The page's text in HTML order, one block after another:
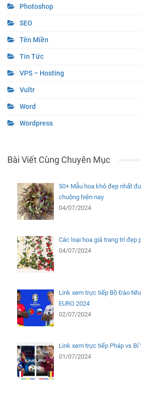
Photoshop
SEO
Tên Miền
Tin Tức
VPS – Hosting
Vultr
Word
Wordpress
Bài Viết Cùng Chuyên Mục
50+ Mẫu hoa khô đẹp nhất
chuộng hiện nay
04/07/2024
Các loại hoa giả trang trí đẹp
04/07/2024
Link xem trực tiếp Bồ Đào
EURO 2024
02/07/2024
Link xem trực tiếp Pháp vs Bỉ
01/07/2024